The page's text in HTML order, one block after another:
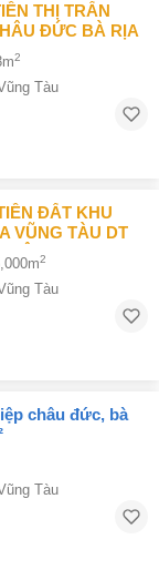
ĐỨC BÀ RỊA
2
Tàu
VŨNG TÀU DT
ĐÔ/M2
2
Tàu
Tàu